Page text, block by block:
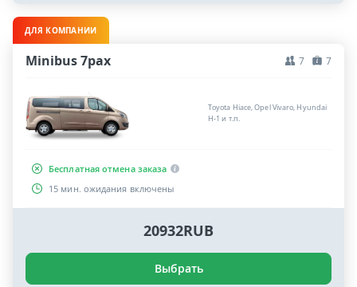
ДЛЯ КОМПАНИИ
Minibus 7pax 7 7
Toyota Hiace, Opel Vivaro, Hyundai
H-1 и т.п.
Бесплатная отмена заказа
15 мин. ожидания включены
20932RUB
Выбрать